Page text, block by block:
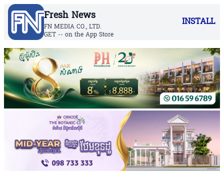
Fresh News
FN MEDIA CO., LTD.
GET -- on the App Store
INSTALL